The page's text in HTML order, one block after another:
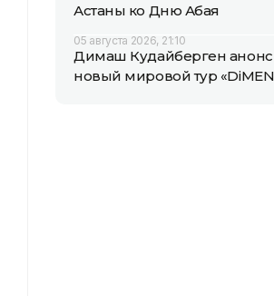
Астаны ко Дню Абая
05 августа 2026, 21:10
Димаш Кудайберген
новый мировой тур